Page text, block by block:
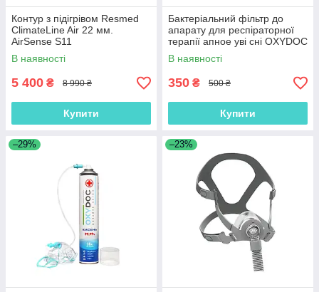
Контур з підігрівом Resmed
ClimateLine Air 22 мм.
AirSense S11
В наявності
5 400 ₴ 8 990 ₴
Купити
Бактеріальний фільтр до
апарату для респіраторної
терапії апное уві сні OXYDOC
(4 шт в наборі)
В наявності
350 ₴ 500 ₴
Купити
–29% –23%